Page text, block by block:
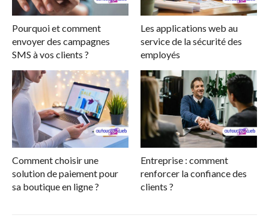
Pourquoi et comment
envoyer des campagnes
SMS à vos clients ?
Les applications web au
service de la sécurité des
employés
Comment choisir une
solution de paiement pour
sa boutique en ligne ?
Entreprise : comment
renforcer la confiance des
clients ?